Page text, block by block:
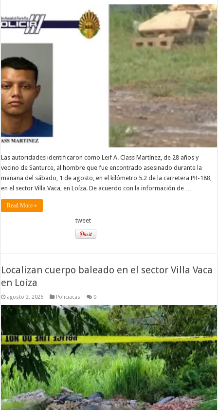
Las autoridades identificaron como Leif A. Class Martínez, de 28 años y
vecino de Santurce, al hombre que fue encontrado asesinado durante la
mañana del sábado, 1 de agosto, en el kilómetro 5.2 de la carretera PR-188,
en el sector Villa Vaca, en Loíza. De acuerdo con la información de …
Read More »
tweet
Localizan cuerpo baleado en el sector Villa Vaca
en Loíza
agosto 2, 2026 Policiacas 0